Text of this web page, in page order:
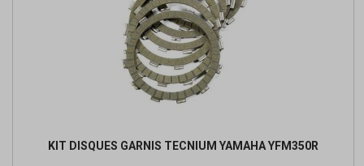
KIT DISQUES GARNIS TECNIUM YAMAHA YFM350R